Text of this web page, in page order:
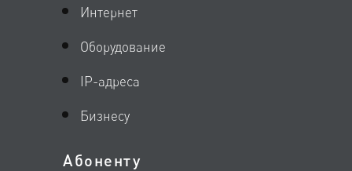
Интернет
Оборудование
IP-адреса
Бизнесу
Абоненту